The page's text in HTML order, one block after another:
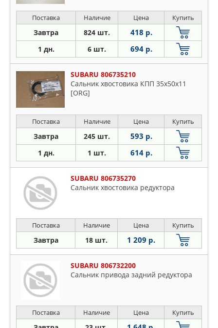
Поставка Наличие Цена Купить
Завтра 824 шт. 418 р.
1 дн. 6 шт. 694 р.
SUBARU 806735210
Сальник хвостовика КПП 35x50x11
[ORG]
Поставка Наличие Цена Купить
Завтра 245 шт. 593 р.
1 дн. 1 шт. 614 р.
SUBARU 806735270
Сальник хвостовика редуктора
Поставка Наличие Цена Купить
Завтра 18 шт. 1 209 р.
SUBARU 806732200
Сальник привода задний редуктора
Поставка Наличие Цена Купить